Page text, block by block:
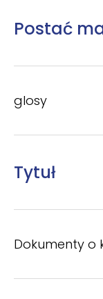
Postać
glosy
Tytuł
Dokumenty o